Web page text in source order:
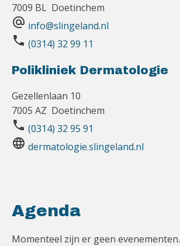
7009 BL Doetinchem
alternate_email info@slingeland.nl
phone (0314) 32 99 11
Polikliniek Dermatologie
Gezellenlaan 10
7005 AZ Doetinchem
phone (0314) 32 95 91
language dermatologie.slingeland.nl
Agenda
Momenteel zijn er geen evenementen.